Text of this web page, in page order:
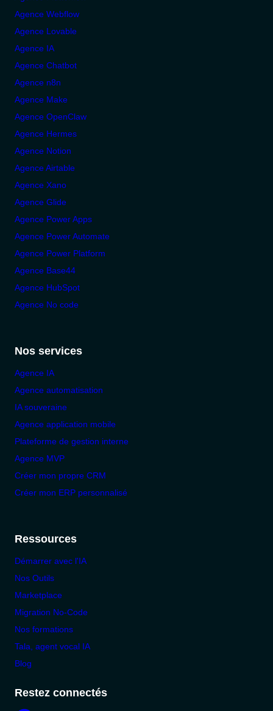
Agence Webflow
Agence Lovable
Agence IA
Agence Chatbot
Agence n8n
Agence Make
Agence OpenClaw
Agence Hermes
Agence Notion
Agence Airtable
Agence Xano
Agence Glide
Agence Power Apps
Agence Power Automate
Agence Power Platform
Agence Base44
Agence HubSpot
Agence No code
Nos services
Agence IA
Agence automatisation
IA souveraine
Agence application mobile
Plateforme de gestion interne
Agence MVP
Créer mon propre CRM
Créer mon ERP personnalisé
Ressources
Démarrer avec l'IA
Nos Outils
Marketplace
Migration No-Code
Nos formations
Tala, agent vocal IA
Blog
Restez connectés